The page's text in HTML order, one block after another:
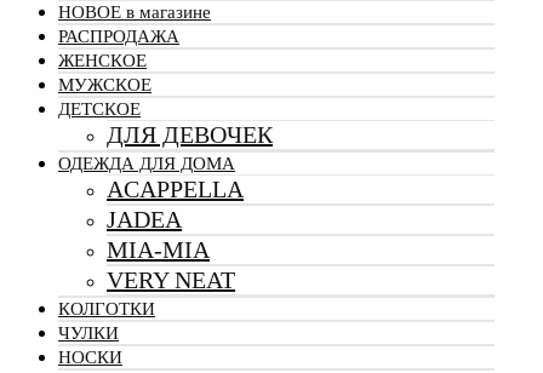
НОВОЕ в магазине
РАСПРОДАЖА
ЖЕНСКОЕ
МУЖСКОЕ
ДЕТСКОЕ
ДЛЯ ДЕВОЧЕК
ОДЕЖДА ДЛЯ ДОМА
ACAPPELLA
JADEA
MIA-MIA
VERY NEAT
КОЛГОТКИ
ЧУЛКИ
НОСКИ